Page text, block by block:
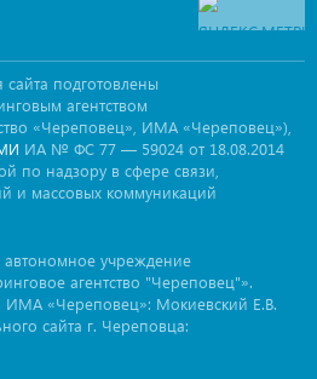
подготовлены
агентством
«Череповец», ИМА «Череповец»),
ИА № ФС 77 — 59024 от 18.08.2014
по надзору в сфере связи,
и массовых коммуникаций
учреждение
агентство "Череповец"».
ИМА «Череповец»: Мокиевский Е.В.
сайта г. Череповца: